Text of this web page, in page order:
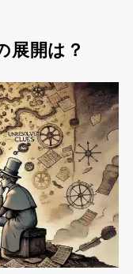
展開は？